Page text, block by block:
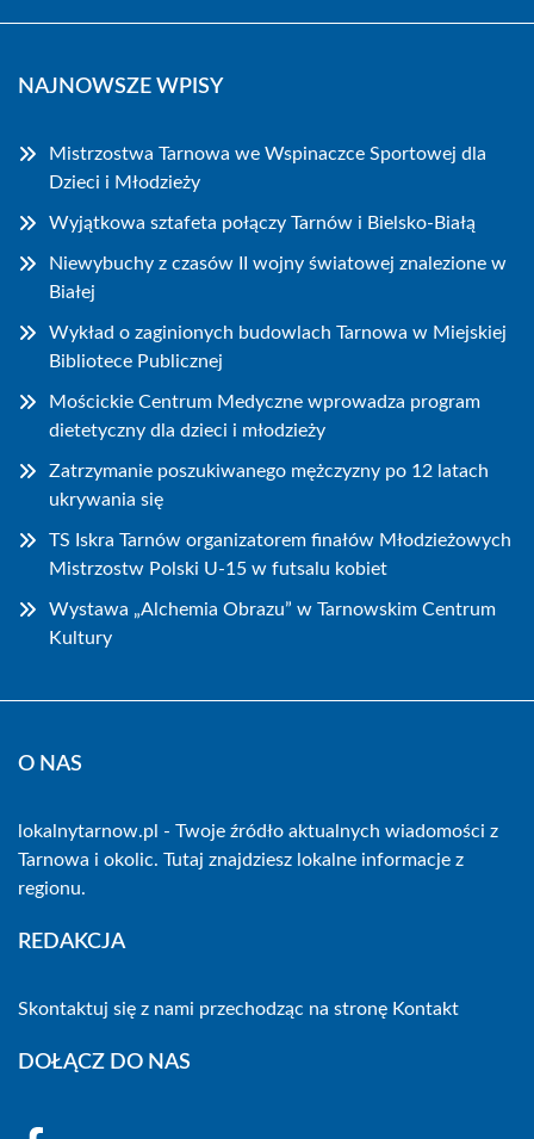
NAJNOWSZE WPISY
Mistrzostwa Tarnowa we Wspinaczce Sportowej dla
Dzieci i Młodzieży
Wyjątkowa sztafeta połączy Tarnów i Bielsko-Białą
Niewybuchy z czasów II wojny światowej znalezione w
Białej
Wykład o zaginionych budowlach Tarnowa w Miejskiej
Bibliotece Publicznej
Mościckie Centrum Medyczne wprowadza program
dietetyczny dla dzieci i młodzieży
Zatrzymanie poszukiwanego mężczyzny po 12 latach
ukrywania się
TS Iskra Tarnów organizatorem finałów Młodzieżowych
Mistrzostw Polski U-15 w futsalu kobiet
Wystawa „Alchemia Obrazu” w Tarnowskim Centrum
Kultury
O NAS
lokalnytarnow.pl - Twoje źródło aktualnych wiadomości z
Tarnowa i okolic. Tutaj znajdziesz lokalne informacje z
regionu.
REDAKCJA
Skontaktuj się z nami przechodząc na stronę Kontakt
DOŁĄCZ DO NAS